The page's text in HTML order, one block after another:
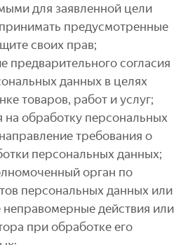
для заявленной цели
предусмотренные
своих прав;
предварительного согласия
данных в целях
товаров, работ и услуг;
на обработку персональных
требования о
персональных данных;
орган по
персональных данных или
действия или
при обработке его